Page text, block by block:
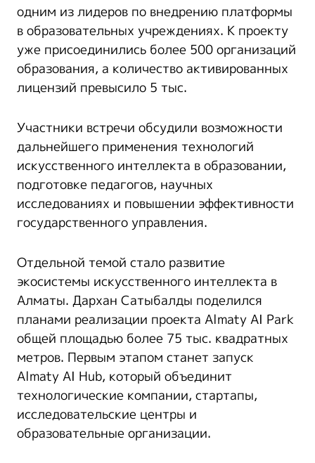
одним из лидеров по внедрению платформы
в образовательных учреждениях. К проекту
уже присоединились более 500 организаций
образования, а количество активированных
лицензий превысило 5 тыс.
Участники встречи обсудили возможности
дальнейшего применения технологий
искусственного интеллекта в образовании,
подготовке педагогов, научных
исследованиях и повышении эффективности
государственного управления.
Отдельной темой стало развитие
экосистемы искусственного интеллекта в
Алматы. Дархан Сатыбалды поделился
планами реализации проекта Almaty AI Park
общей площадью более 75 тыс. квадратных
метров. Первым этапом станет запуск
Almaty AI Hub, который объединит
технологические компании, стартапы,
исследовательские центры и
образовательные организации.